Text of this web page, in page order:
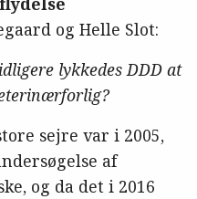
og Helle Slot:
lykkedes DDD at
sejre var i 2005,
af
og da det i 2016